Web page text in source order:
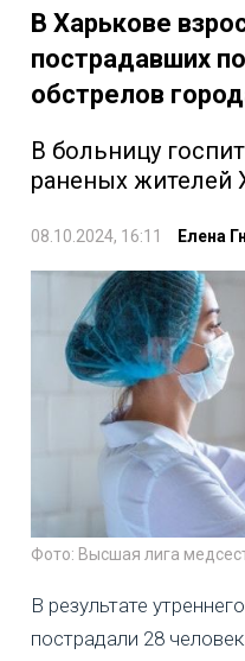
В Харькове
пострадавших
обстрелов
В больницу
раненых жителей
08.10.2024, 16:11 Елена
Фото: Высшая лига
В результате
пострадали 28 человек.